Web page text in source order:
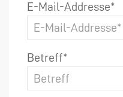
E-Mail-Addresse*
Betreff*